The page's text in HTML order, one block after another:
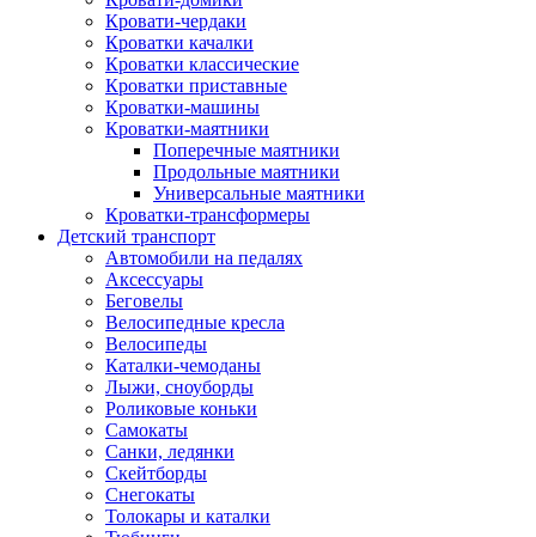
Кровати-чердаки
Кроватки качалки
Кроватки классические
Кроватки приставные
Кроватки-машины
Кроватки-маятники
Поперечные маятники
Продольные маятники
Универсальные маятники
Кроватки-трансформеры
Детский транспорт
Автомобили на педалях
Аксессуары
Беговелы
Велосипедные кресла
Велосипеды
Каталки-чемоданы
Лыжи, сноуборды
Роликовые коньки
Самокаты
Санки, ледянки
Скейтборды
Снегокаты
Толокары и каталки